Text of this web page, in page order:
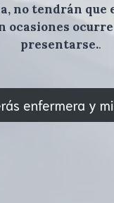
no tendrán que
ocasiones
presentarse..
enfermera y